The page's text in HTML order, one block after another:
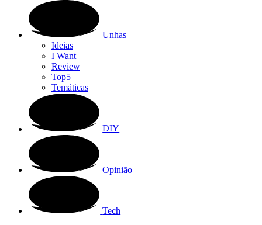
Unhas
Ideias
I Want
Review
Top5
Temáticas
DIY
Opinião
Tech